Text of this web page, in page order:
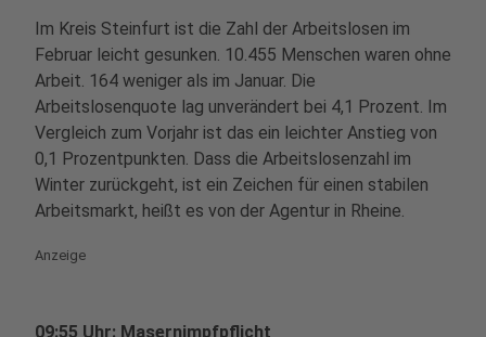
Im Kreis Steinfurt ist die Zahl der Arbeitslosen im
Februar leicht gesunken. 10.455 Menschen waren ohne
Arbeit. 164 weniger als im Januar. Die
Arbeitslosenquote lag unverändert bei 4,1 Prozent. Im
Vergleich zum Vorjahr ist das ein leichter Anstieg von
0,1 Prozentpunkten. Dass die Arbeitslosenzahl im
Winter zurückgeht, ist ein Zeichen für einen stabilen
Arbeitsmarkt, heißt es von der Agentur in Rheine.
Anzeige
09:55 Uhr: Masernimpfpflicht